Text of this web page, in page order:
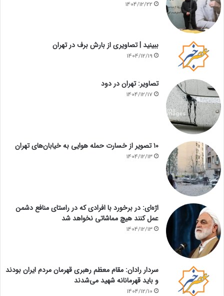
1404/12/22
ببینید | تصاویری از بارش برف در تهران
1404/12/19
تصاویر: تهران در دود
1404/12/17
۱۰ تصویر از خسارت حمله هوایی به خیابان‌های تهران
1404/12/13
اژه‌ای: در برخورد با افرادی که در راستای منافع دشمن
عمل کنند هیچ مماشاتی نخواهد شد
1404/12/13
سردار رادان: مقام معظم رهبری قهرمان مردم ایران بودند
و باید قهرمانانه شهید می‌شدند
1404/12/10